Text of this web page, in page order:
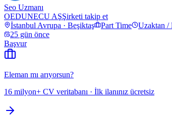
Seo Uzmanı
OEDUNECU AŞŞirketi takip et
İstanbul Avrupa · Beşiktaş
Part Time Uzaktan /
25 gün önce
Başvur
Eleman mı arıyorsun?
16 milyon+ CV veritabanı · İlk ilanınız ücretsiz